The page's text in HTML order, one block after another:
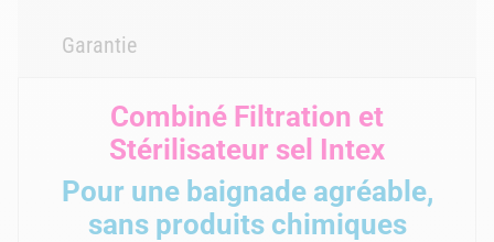
Garantie
Combiné Filtration et
Stérilisateur sel Intex
Pour une baignade agréable,
sans produits chimiques